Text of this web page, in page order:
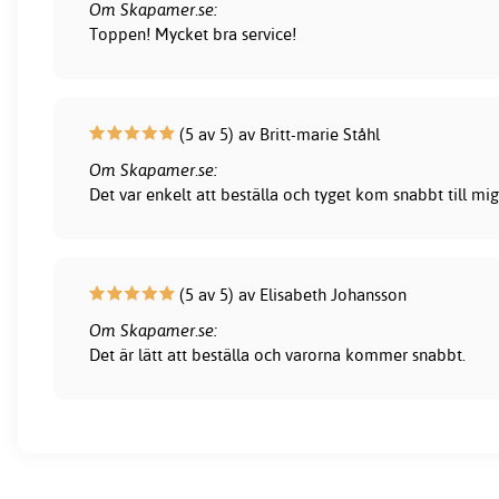
Om Skapamer.se:
Toppen! Mycket bra service!
(5 av 5) av Britt-marie Ståhl
Om Skapamer.se:
Det var enkelt att beställa och tyget kom snabbt till
(5 av 5) av Elisabeth Johansson
Om Skapamer.se:
Det är lätt att beställa och varorna kommer snabbt.